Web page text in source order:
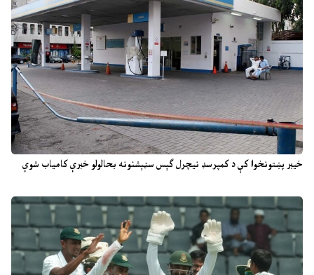
خیبر پښتونخوا کې د کمپرسډ نیچرل ګېس سټېشنونه بحالولو خبرې کامیاب شوې